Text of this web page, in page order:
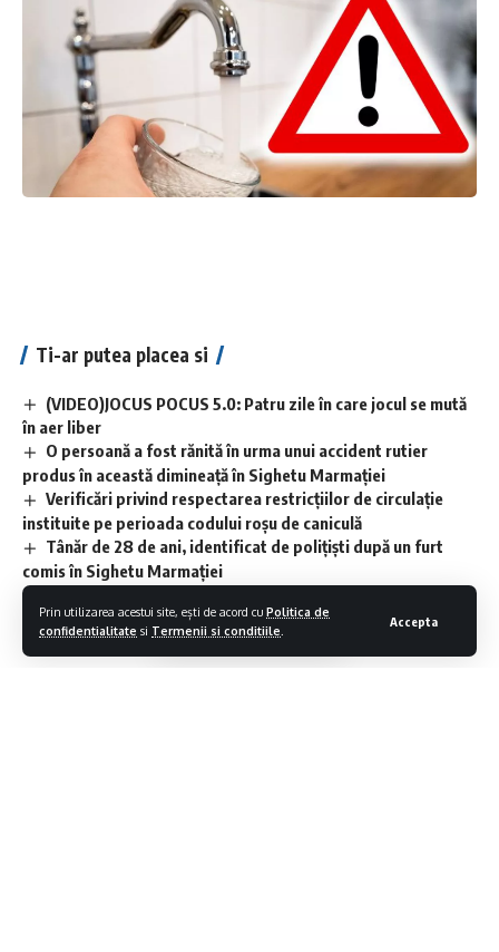
Prin utilizarea acestui site, ești de acord cu Politica de
confidentialitate si Termenii si conditiile
Accepta
Ti-ar putea placea si
(VIDEO)JOCUS POCUS 5.0: Patru zile în care jocul se mută
în aer liber
O persoană a fost rănită în urma unui accident rutier
produs în această dimineață în Sighetu Marmației
Verificări privind respectarea restricțiilor de circulație
instituite pe perioada codului roșu de caniculă
Tânăr de 28 de ani, identificat de polițiști după un furt
comis în Sighetu Marmației
plafonat adaosul comercial